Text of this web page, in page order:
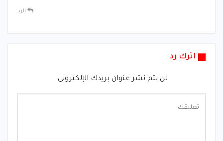
الرد
اترك رد
لن يتم نشر عنوان بريدك الإلكتروني.